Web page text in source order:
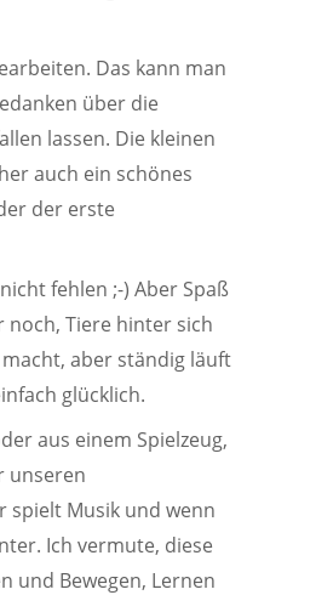
Das kann man
über die
lassen. Die kleinen
auch ein schönes
der erste
fehlen ;-) Aber Spaß
noch, Tiere hinter sich
aber ständig läuft
glücklich.
aus einem Spielzeug,
unseren
spielt Musik und wenn
Ich vermute, diese
und Bewegen, Lernen